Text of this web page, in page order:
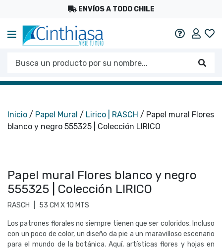
ENVÍOS A TODO CHILE
Mi
Busca un producto por su nombre...
Inicio / Papel Mural / Lirico | RASCH / Papel mural Flores
blanco y negro 555325 | Colección LIRICO
Papel mural Flores blanco y negro
555325 | Colección LIRICO
RASCH 53 CM X 10 MTS
Los patrones florales no siempre tienen que ser coloridos. Incluso
con un poco de color, un diseño da pie a un maravilloso escenario
para el mundo de la botánica. Aquí, artísticas flores y hojas en